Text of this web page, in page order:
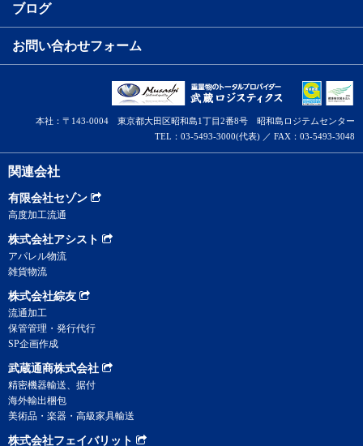
ブログ
お問い合わせフォーム
本社：〒143-0004 東京都大田区昭和島1丁目2番8号 昭和島ロジテムセンター
TEL：03-5493-3000(代表) ／ FAX：03-5493-3048
関連会社
有限会社セゾン
高度加工流通
株式会社アシスト
アパレル物流
雑貨物流
株式会社綜友
流通加工
保管管理・発行代行
SP企画作成
武蔵通商株式会社
精密機器輸送、据付
海外輸出梱包
美術品・楽器・高級家具輸送
株式会社フェイバリット